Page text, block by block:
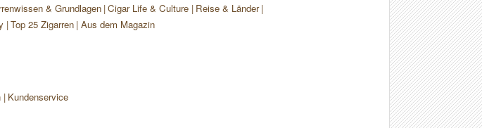
& Grundlagen Cigar Life & Culture Reise & Länder
Top 25 Zigarren Aus dem Magazin
Kundenservice